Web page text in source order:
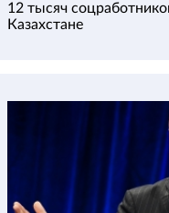
12 тысяч
Казахстане